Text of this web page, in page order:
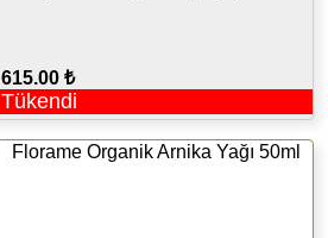
615.00 ₺
Tükendi
Florame Organik Arnika Yağı 50ml